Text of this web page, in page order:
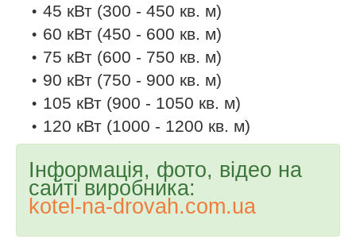
45 кВт (300 - 450 кв. м)
60 кВт (450 - 600 кв. м)
75 кВт (600 - 750 кв. м)
90 кВт (750 - 900 кв. м)
105 кВт (900 - 1050 кв. м)
120 кВт (1000 - 1200 кв. м)
Інформація, фото, відео на
сайті виробника:
kotel -na-drovah.com.ua